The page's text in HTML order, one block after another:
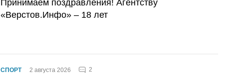
Принимаем поздравления! Агентству
«Верстов.Инфо» – 18 лет
СПОРТ 2 августа 2026 2